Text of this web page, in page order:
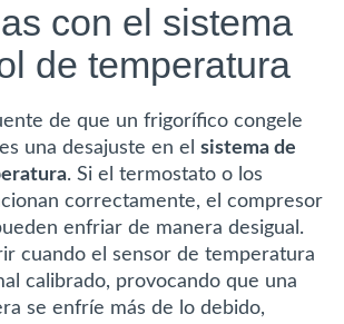
con el sistema
de temperatura
de que un frigorífico congele
una desajuste en elsistema de
. Si el termostato o los
correctamente, el compresor
enfriar de manera desigual.
cuando el sensor de temperatura
calibrado, provocando que una
se enfríe más de lo debido,